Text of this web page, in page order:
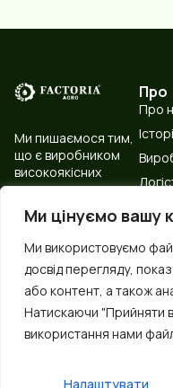
Ми цінуємо вашу
Ми використовуємо
досвід перегляду,
або контент, а також
Натискаючи "Прийняти
використання нами
Налаштувати
Ми пишаємося тим,
що є виробником
високоякісних
харчових
інгредієнтів і
надійним
партнером.
Про
Про